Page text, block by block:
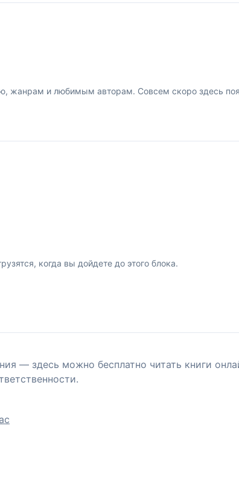
жанрам и любимым авторам. Совсем скоро здесь
когда вы дойдете до этого блока.
— здесь можно бесплатно читать книги